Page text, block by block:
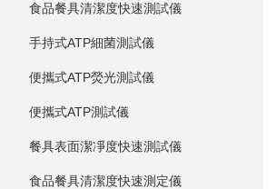
食品餐具清潔度快速測試儀
手持式ATP細菌測試儀
便攜式ATP熒光測試儀
便攜式ATP測試儀
餐具表面潔凈度快速測試儀
食品餐具清潔度快速測定儀